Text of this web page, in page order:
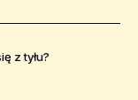
z tyłu?